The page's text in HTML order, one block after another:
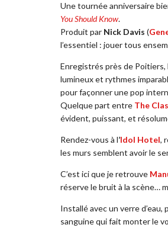
Une tournée anniversaire
You Should Know.
Produit par Nick Davis (
l’essentiel : jouer tous
Enregistrés près de
lumineux et rythmes
pour façonner une pop
Quelque part entre The
évident, puissant, et
Rendez-vous à l’Idol Hotel,
les murs semblent avoir le
C’est ici que je retrouve
réserve le bruit à la scène…
Installé avec un verre d’eau,
sanguine qui fait monter le